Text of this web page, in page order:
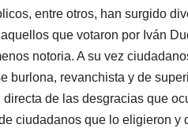
entre otros, han surgido
que votaron por Iván
notoria. A su vez
burlona, revanchista y de
de las desgracias que
ciudadanos que lo eligieron